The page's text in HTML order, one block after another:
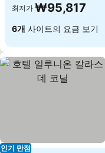
최저가 ₩95,817
6개 사이트의 요금 보기
인기 만점